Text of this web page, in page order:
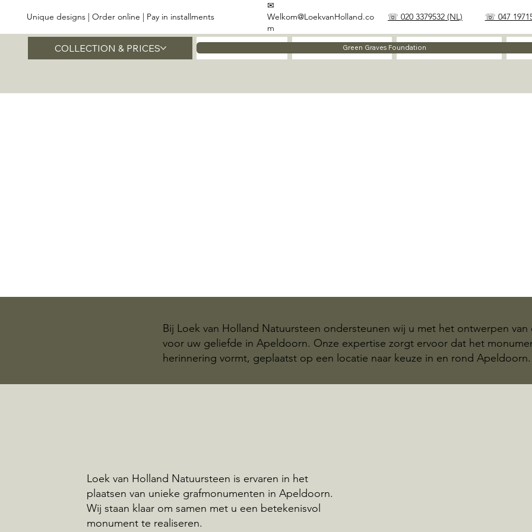
Unique designs | Order online | Pay in installments ☏ 020 3379532 (NL) ☏ 047
✉
Welkom@LoekvanHolland.co
m
COLLECTION & PRICES Method
Green Graves Foundation
Bij Loek van Holland Natuursteen ondersteunen wij u met het ontwerpen van
voor uw geliefde in Apeldoorn. Onze expertise zorgt ervoor dat het
herinnering vormt, geplaatst op een locatie naar keuze in en rond Apeldoorn.
Loek van Holland Natuursteen is ervaren in het
plaatsen van unieke grafmonumenten in Apeldoorn.
Wij staan klaar om samen met u een betekenisvol
monument te realiseren.